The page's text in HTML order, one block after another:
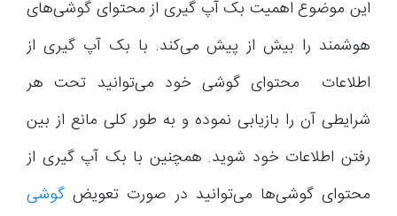
این موضوع اهمیت بک آپ گیری از محتوای گوشی‌های
هوشمند را بیش از پیش می‌کند. با بک آپ گیری از
اطلاعات محتوای گوشی خود می‌توانید تحت هر
شرایطی آن را بازیابی نموده و به طور کلی مانع از بین
رفتن اطلاعات خود شوید. همچنین با بک آپ گیری از
محتوای گوشی‌ها می‌توانید در صورت تعویض گوشی